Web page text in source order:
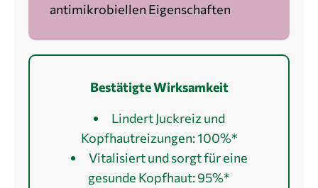
antimikrobiellen Eigenschaften
Bestätigte Wirksamkeit
Lindert Juckreiz und
Kopfhautreizungen: 100%*
Vitalisiert und sorgt für eine
gesunde Kopfhaut: 95%*